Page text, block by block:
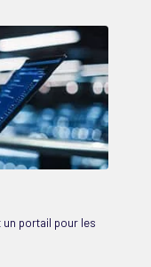
portail pour les